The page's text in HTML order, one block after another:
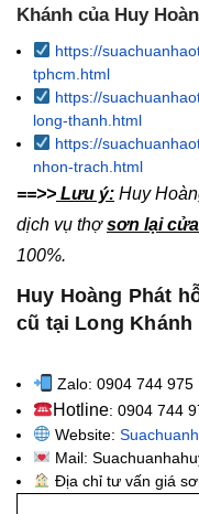
Khánh của Huy
https://
tphcm.html
https://
long-thanh.html
https://
nhon-trach.html
==>> Lưu ý: Huy
dịch vụ thợsơn lại
100%.
Huy Hoàng Phát
cũ tại Long Khánh
Zalo: 0904 744 975
Hotline: 0904 744
Website:
Mail:
Địa chỉ tư vấn giá